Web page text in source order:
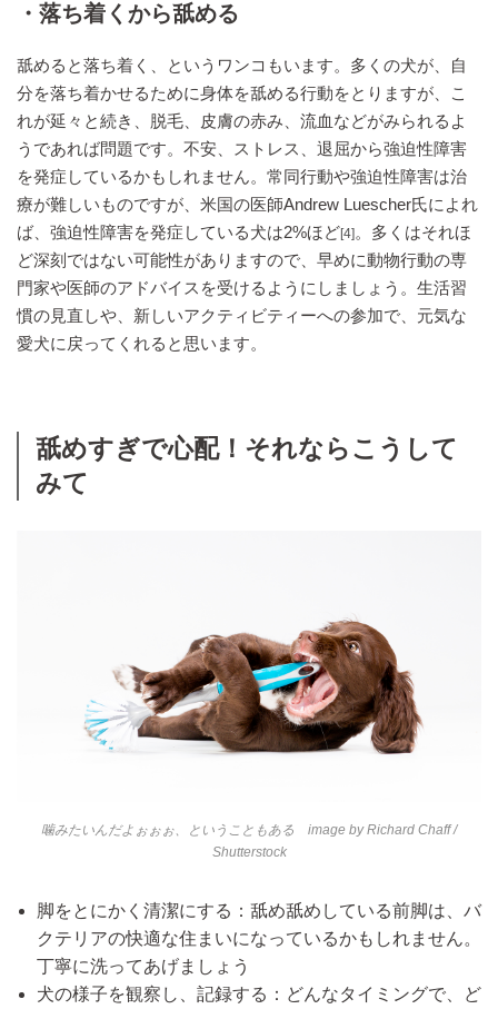
・落ち着くから舐める
舐めると落ち着く、というワンコもいます。多くの犬が、自
分を落ち着かせるために身体を舐める行動をとりますが、こ
れが延々と続き、脱毛、皮膚の赤み、流血などがみられるよ
うであれば問題です。不安、ストレス、退屈から強迫性障害
を発症しているかもしれません。常同行動や強迫性障害は治
療が難しいものですが、米国の医師Andrew Luescher氏によれ
ば、強迫性障害を発症している犬は2%ほど[4]。多くはそれほ
ど深刻ではない可能性がありますので、早めに動物行動の専
門家や医師のアドバイスを受けるようにしましょう。生活習
慣の見直しや、新しいアクティビティーへの参加で、元気な
愛犬に戻ってくれると思います。
舐めすぎで心配！それならこうして
みて
噛みたいんだよぉぉぉ、ということもある image byRichard Chaff/
Shutterstock
脚をとにかく清潔にする：舐め舐めしている前脚は、バ
クテリアの快適な住まいになっているかもしれません。
丁寧に洗ってあげましょう
犬の様子を観察し、記録する：どんなタイミングで、ど